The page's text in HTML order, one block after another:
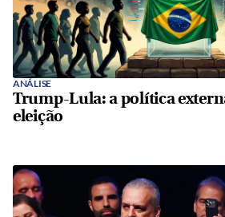
ANÁLISE
Trump-Lula: a política
eleição